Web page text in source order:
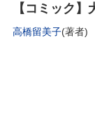
【コミック
高橋留美子(著者)